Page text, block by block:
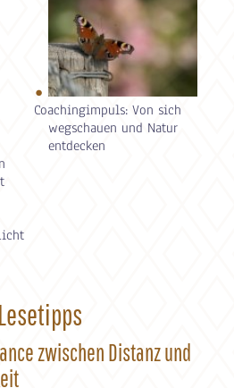
Coachingimpuls: Von sich
wegschauen und Natur
entdecken
zwischen Distanz und